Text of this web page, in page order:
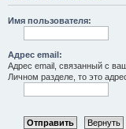
Имя пользователя:
Адрес email:
Адрес email, связанный с
Личном разделе, то это